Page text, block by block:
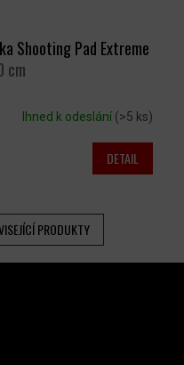
Shooting Pad Extreme
cm
Ihned k odeslání (>5 ks)
DETAIL
PRODUKTY